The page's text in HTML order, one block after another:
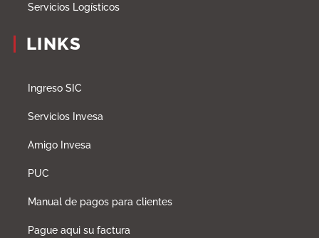
Servicios Logísticos
LINKS
Ingreso SIC
Servicios Invesa
Amigo Invesa
PUC
Manual de pagos para clientes
Pague aqui su factura